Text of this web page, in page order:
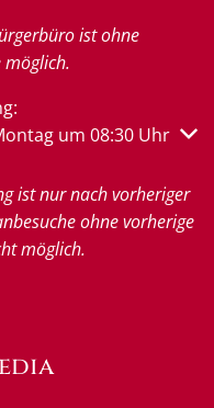
ist ohne
möglich.
Schließzeiten
um 08:30 Uhr
ist nur nach vorheriger
ohne vorherige
möglich.